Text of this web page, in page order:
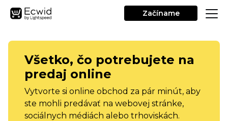
Začíname
Všetko, čo potrebujete na
predaj online
Vytvorte si online obchod za pár minút, aby
ste mohli predávať na webovej stránke,
sociálnych médiách alebo trhoviskách.